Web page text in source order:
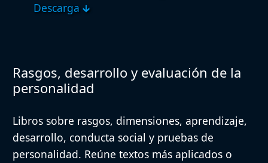
Descarga 🡳
Rasgos, desarrollo y evaluación de la
personalidad
Libros sobre rasgos, dimensiones, aprendizaje,
desarrollo, conducta social y pruebas de
personalidad. Reúne textos más aplicados o